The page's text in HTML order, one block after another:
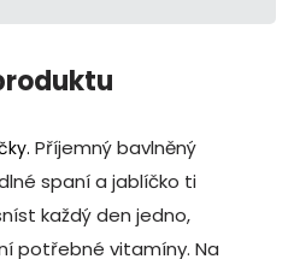
Příjemný bavlněný
spaní a jablíčko ti
každý den jedno,
potřebné vitamíny. Na